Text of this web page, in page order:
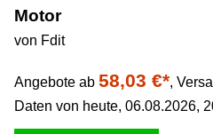
Presse
Impressum
Motor
von Fdit
Angebote ab 58,03 €*,
Daten von heute, 06.08.2026,